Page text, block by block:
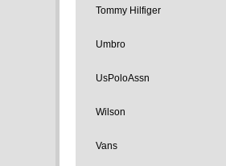
Tommy Hilfiger
Umbro
UsPoloAssn
Wilson
Vans